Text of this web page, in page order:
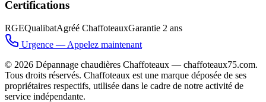
Certifications
RGEQualibatAgréé ChaffoteauxGarantie 2 ans
Urgence — Appelez maintenant
© 2026 Dépannage chaudières Chaffoteaux — chaffoteaux75.com.
Tous droits réservés. Chaffoteaux est une marque déposée de ses
propriétaires respectifs, utilisée dans le cadre de notre activité de
service indépendante.